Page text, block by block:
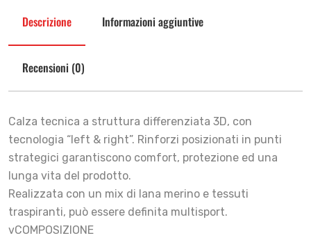
Descrizione Informazioni aggiuntive
Recensioni (0)
Calza tecnica a struttura differenziata 3D, con
tecnologia “left & right”. Rinforzi posizionati in punti
strategici garantiscono comfort, protezione ed una
lunga vita del prodotto.
Realizzata con un mix di lana merino e tessuti
traspiranti, può essere definita multisport.
vCOMPOSIZIONE